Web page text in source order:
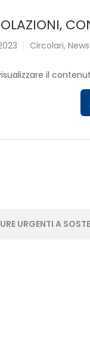
Circolari, News
il
URGENTI A